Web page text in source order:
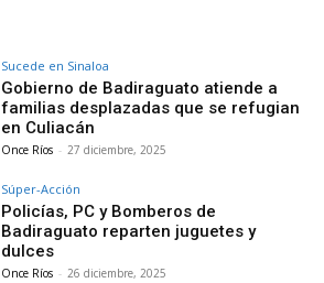
Sucede en Sinaloa
Gobierno de Badiraguato atiende a
familias desplazadas que se refugian
en Culiacán
Once Ríos - 27 diciembre, 2025
Súper-Acción
Policías, PC y Bomberos de
Badiraguato reparten juguetes y
dulces
Once Ríos - 26 diciembre, 2025